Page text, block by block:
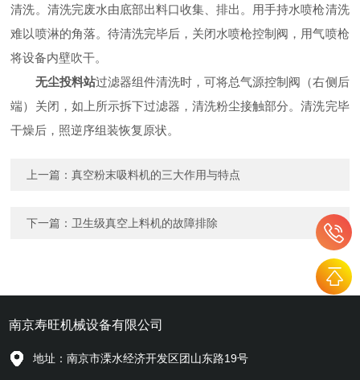
清洗。清洗完废水由底部出料口收集、排出。用手持水喷枪清洗
难以喷淋的角落。待清洗完毕后，关闭水喷枪控制阀，用气喷枪
将设备内壁吹干。
无尘投料站过滤器组件清洗时，可将总气源控制阀（右侧后
端）关闭，如上所示拆下过滤器，清洗粉尘接触部分。清洗完毕
干燥后，照逆序组装恢复原状。
上一篇：真空粉末吸料机的三大作用与特点
下一篇： 卫生级真空上料机的故障排除
南京寿旺机械设备有限公司
地址：南京市溧水经济开发区团山东路19号